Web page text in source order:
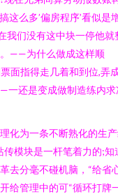
么多’偏房程序’看似是
我们没有这中块一停他就
——为什么做成这样顺
面指得走几着和到位,弄
一还是变成做制造练内求
化为一条不断熟化的生
传模块是一杆笔着力的;知
去分毫不碰机脑，“给省
给管理中的可“循环打牌